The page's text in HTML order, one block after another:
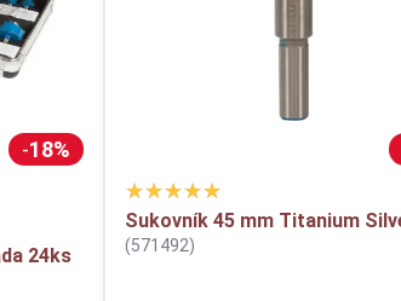
18%
24ks
Sukovník 45 mm Titanium
(571492)